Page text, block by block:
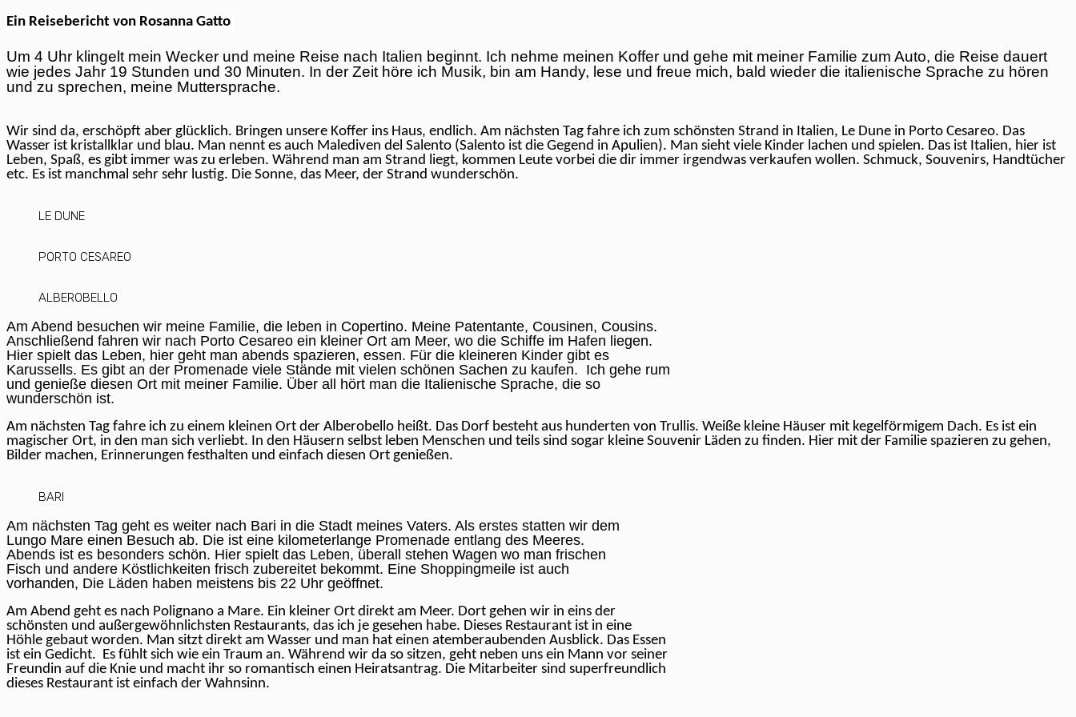
Ein Reisebericht von Rosanna Gatto
Um 4 Uhr klingelt mein Wecker und meine Reise nach Italien beginnt. Ich nehme meinen Koffer und gehe mit meiner Familie zum Auto, die Reise dauert
wie jedes Jahr 19 Stunden und 30 Minuten. In der Zeit höre ich Musik, bin am Handy, lese und freue mich, bald wieder die italienische Sprache zu hören
und zu sprechen, meine Muttersprache.
Wir sind da, erschöpft aber glücklich. Bringen unsere Koffer ins Haus, endlich. Am nächsten Tag fahre ich zum schönsten Strand in Italien, Le Dune in Porto Cesareo. Das
Wasser ist kristallklar und blau. Man nennt es auch Malediven del Salento (Salento ist die Gegend in Apulien). Man sieht viele Kinder lachen und spielen. Das ist Italien, hier ist
Leben, Spaß, es gibt immer was zu erleben. Während man am Strand liegt, kommen Leute vorbei die dir immer irgendwas verkaufen wollen. Schmuck, Souvenirs, Handtücher
etc. Es ist manchmal sehr sehr lustig. Die Sonne, das Meer, der Strand wunderschön.
LE DUNE
PORTO CESAREO
ALBEROBELLO
Am Abend besuchen wir meine Familie, die leben in Copertino. Meine Patentante, Cousinen, Cousins.
Anschließend fahren wir nach Porto Cesareo ein kleiner Ort am Meer, wo die Schiffe im Hafen liegen.
Hier spielt das Leben, hier geht man abends spazieren, essen. Für die kleineren Kinder gibt es
Karussells. Es gibt an der Promenade viele Stände mit vielen schönen Sachen zu kaufen. Ich gehe rum
und genieße diesen Ort mit meiner Familie. Über all hört man die Italienische Sprache, die so
wunderschön ist.
Am nächsten Tag fahre ich zu einem kleinen Ort der Alberobello heißt. Das Dorf besteht aus hunderten von Trullis. Weiße kleine Häuser mit kegelförmigem Dach. Es ist ein
magischer Ort, in den man sich verliebt. In den Häusern selbst leben Menschen und teils sind sogar kleine Souvenir Läden zu finden. Hier mit der Familie spazieren zu gehen,
Bilder machen, Erinnerungen festhalten und einfach diesen Ort genießen.
BARI
Am nächsten Tag geht es weiter nach Bari in die Stadt meines Vaters. Als erstes statten wir dem
Lungo Mare einen Besuch ab. Die ist eine kilometerlange Promenade entlang des Meeres.
Abends ist es besonders schön. Hier spielt das Leben, überall stehen Wagen wo man frischen
Fisch und andere Köstlichkeiten frisch zubereitet bekommt. Eine Shoppingmeile ist auch
vorhanden, Die Läden haben meistens bis 22 Uhr geöffnet.
Am Abend geht es nach Polignano a Mare. Ein kleiner Ort direkt am Meer. Dort gehen wir in eins der
schönsten und außergewöhnlichsten Restaurants, das ich je gesehen habe. Dieses Restaurant ist in eine
Höhle gebaut worden. Man sitzt direkt am Wasser und man hat einen atemberaubenden Ausblick. Das Essen
ist ein Gedicht. Es fühlt sich wie ein Traum an. Während wir da so sitzen, geht neben uns ein Mann vor seiner
Freundin auf die Knie und macht ihr so romantisch einen Heiratsantrag. Die Mitarbeiter sind superfreundlich
dieses Restaurant ist einfach der Wahnsinn.